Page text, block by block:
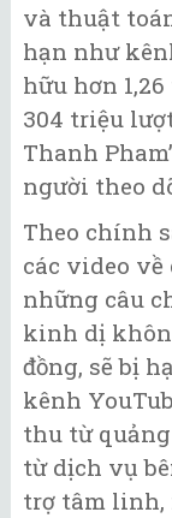
và thuật
hạn như
hữu hơn
304 triệu
Thanh
người theo
Theo chính
các video
những câu
kinh dị
đồng, sẽ bị
kênh
thu từ
từ dịch vụ
trợ tâm linh,